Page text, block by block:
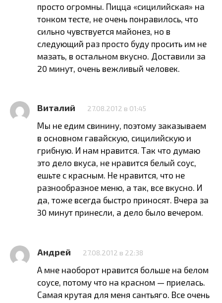
просто огромны. Пицца «сицилийская» на
тонком тесте, не очень понравилось, что
сильно чувствуется майонез, но в
следующий раз просто буду просить им не
мазать, в остальном вкусно. Доставили за
20 минут, очень вежливый человек.
Виталий 27.08.2012 в 01:45
Мы не едим свинину, поэтому заказываем
в основном гавайскую, сицилийскую и
грибную. И нам нравится. Так что думаю
это дело вкуса, не нравится белый соус,
ешьте с красным. Не нравится, что не
разнообразное меню, а так, все вкусно. И
да, тоже всегда быстро приносят. Вчера за
30 минут принесли, а дело было вечером.
Андрей 27.08.2012 в 22:38
А мне наоборот нравится больше на белом
соусе, потому что на красном — приелась.
Самая крутая для меня сантьяго. Все очень